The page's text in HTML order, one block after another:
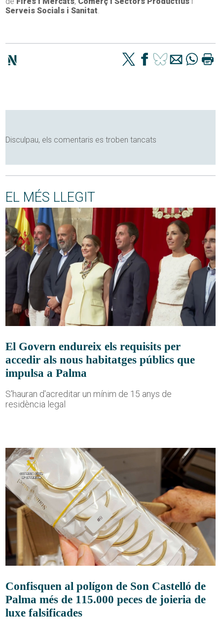
Serveis Socials i Sanitat.
Disculpau, els comentaris es troben tancats
EL MÉS LLEGIT
El Govern endureix els requisits per
accedir als nous habitatges públics que
impulsa a Palma
S'hauran d'acreditar un mínim de 15 anys de
residència legal
Confisquen al polígon de Son Castelló de
Palma més de 115.000 peces de joieria de
luxe falsificades